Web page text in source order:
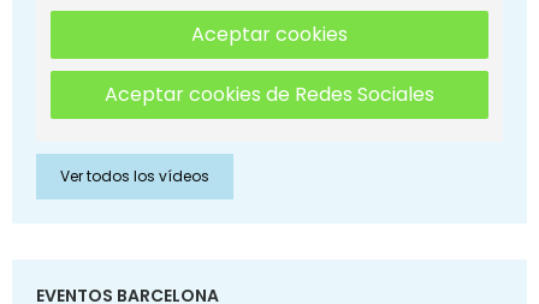
Aceptar cookies
Aceptar cookies de Redes Sociales
Ver todos los vídeos
EVENTOS BARCELONA